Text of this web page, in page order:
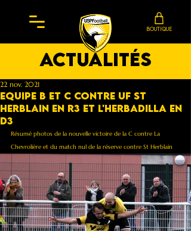
BOUTIQUE
actualités
Equipe B et C contre UF St
Herblain en R3 et L'Herbadilla en
D3
22 nov. 2021
Résumé photos de la nouvelle victoire de la C contre La
Chevrolière et du match nul de la réserve contre St Herblain